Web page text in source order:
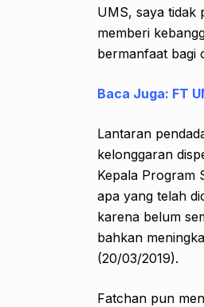
UMS, saya tidak
memberi
bermanfaat bagi
Baca Juga: FT
Lantaran
kelonggaran
Kepala Program
apa yang telah
karena belum
bahkan
(20/03/2019).
Fatchan pun